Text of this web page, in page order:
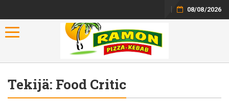
08/08/2026
Toggle navigation
Tekijä: Food Critic